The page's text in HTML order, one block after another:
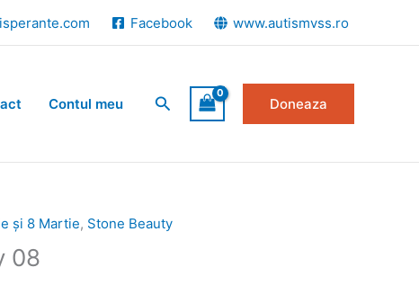
Facebook www.autismvss.ro
Contul meu Search Doneaza
și 8 Martie, Stone Beauty
08